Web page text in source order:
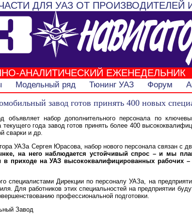
ДЛЯ УАЗ ОТ ПРОИЗВОДИТЕЛЕЙ
АНАЛИТИЧЕСКИЙ ЕЖЕНЕДЕЛЬНИК
Модельный ряд Тюнинг УАЗ Форум
завод готов принять 400 новых
объявляет набор дополнительного персонала по
года завод готов принять более 400
сварки и др.
УАЗа Сергея Юрасова, набор нового персонала связан с
на него наблюдается устойчивый спрос – и мы
приходе на УАЗ высококвалифицированных рабочих –
специалистами Дирекции по персоналу УАЗа, на
Для работников этих специальностей на предприятии
профессиональной подготовки.
Завод